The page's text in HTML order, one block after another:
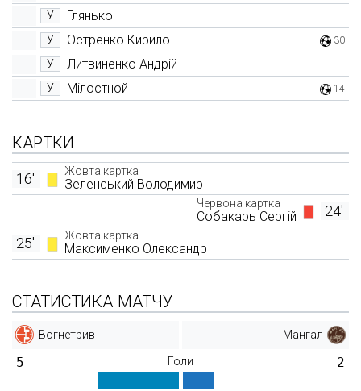
У Глянько
У Остренко Кирило 30'
У Литвиненко Андрій
У Мілостной 14'
КАРТКИ
Жовта картка
Зеленський Володимир
16'
24'
Червона картка
Собакарь Сергій
Жовта картка
Максименко Олександр
25'
СТАТИСТИКА МАТЧУ
Вогнетрив Мангал
5 Голи 2